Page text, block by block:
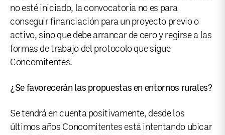
no esté iniciado, la convocatoria no es para
conseguir financiación para un proyecto previo o
activo, sino que debe arrancar de cero y regirse a las
formas de trabajo del protocolo que sigue
Concomitentes.
¿Se favorecerán las propuestas en entornos rurales?
Se tendrá en cuenta positivamente, desde los
últimos años Concomitentes está intentando ubicar